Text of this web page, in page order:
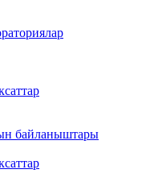
байланыштары